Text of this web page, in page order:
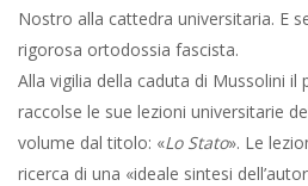
Nostro alla cattedra universitaria. E
rigorosa ortodossia fascista.
Alla vigilia della caduta di Mussolini
raccolse le sue lezioni universitarie
volume dal titolo: «Lo Stato». Le
ricerca di una «ideale sintesi